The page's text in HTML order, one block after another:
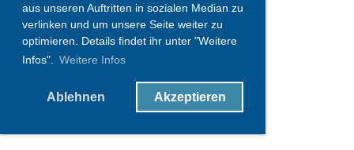
aus unseren Auftritten in sozialen Median zu
verlinken und um unsere Seite weiter zu
optimieren. Details findet ihr unter "Weitere
Infos". Weitere Infos
Ablehnen Akzeptieren